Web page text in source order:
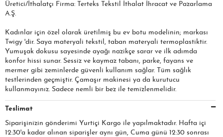
Üretici/İthalatçı Firma: Terteks Tekstil İthalat İhracat ve Pazarlama
A.Ş.​​​
Kadınlar için özel olarak üretilmiş bu ev botu modelinin; markası
Twigy 'dir. Saya materyali tekstil, taban materyali termoplastiktir.
Yumuşak dokusu sayesinde ayağı nazikçe sarar ve ilk adımda
konfor hissi sunar. Sessiz ve kaymaz tabanı, parke, fayans ve
mermer gibi zeminlerde güvenli kullanım sağlar. Tüm sağlık
testlerinden geçmiştir. Çamaşır makinesi ya da kurutucu
kullanmayınız. Sadece nemli bir bez ile temizlenmelidir.
Teslimat
Siparişinizin gönderimi Yurtiçi Kargo ile yapılmaktadır. Hafta içi
12:30'a kadar alınan siparişler aynı gün, Cuma günü 12:30 sonrası